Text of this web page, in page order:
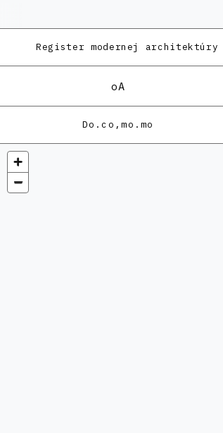
Register modernej architektúry
oA
Do.co,mo.mo